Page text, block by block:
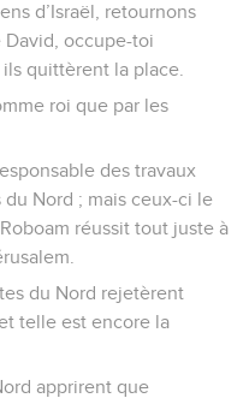
d’Israël, retournons
David, occupe-toi
quittèrent la place.
roi que par les
des travaux
Nord ; mais ceux-ci le
réussit tout juste à
du Nord rejetèrent
telle est encore la
apprirent que